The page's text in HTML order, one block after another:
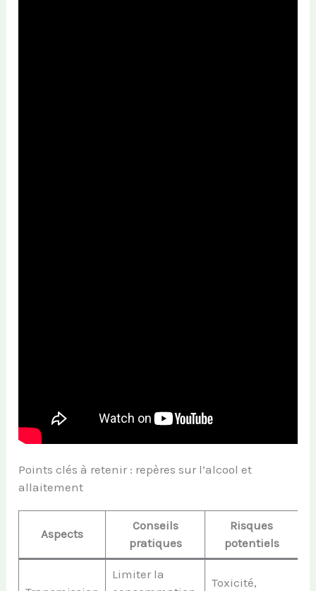
Points clés à retenir : repères sur l’alcool et
allaitement
Aspects
Conseils
pratiques
Risques
potentiels
Limiter la
Toxicité,